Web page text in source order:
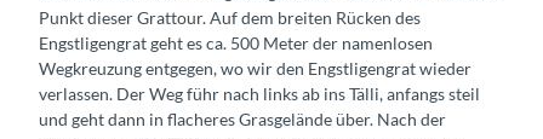
Punkt dieser Grattour. Auf dem breiten Rücken des
Engstligengrat geht es ca. 500 Meter der namenlosen
Wegkreuzung entgegen, wo wir den Engstligengrat wieder
verlassen. Der Weg führ nach links ab ins Tälli, anfangs steil
und geht dann in flacheres Grasgelände über. Nach der